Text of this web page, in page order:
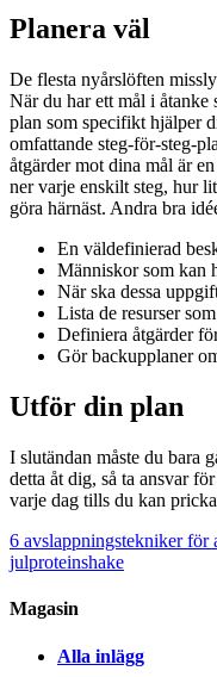
Planera väl
De flesta nyårslöften
När du har ett mål i
plan som specifikt hjälper
omfattande steg-för-steg-
åtgärder mot dina mål är
ner varje enskilt steg, hur
göra härnäst. Andra bra
En väldefinierad
Människor som kan
När ska dessa
Lista de resurser
Definiera åtgärder
Gör backupplaner
Utför din plan
I slutändan måste du bara
detta åt dig, så ta ansvar
varje dag tills du kan
6 avslappningstekniker för
julproteinshake
Magasin
Alla inlägg